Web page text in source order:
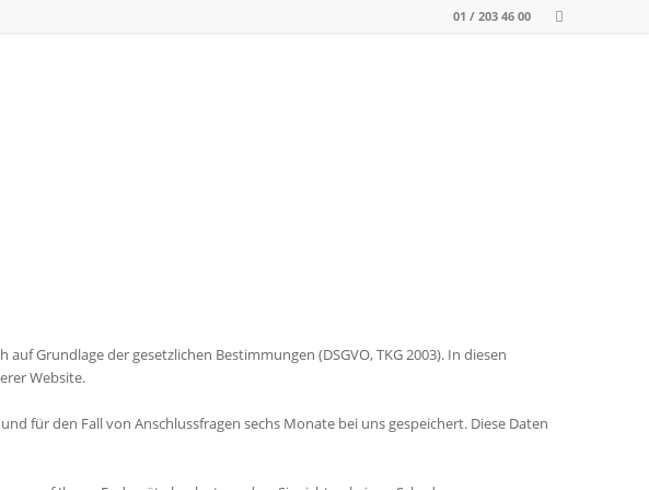
01 / 203 46 00
Grundlage der gesetzlichen Bestimmungen (DSGVO, TKG 2003). In diesen
Website.
für den Fall von Anschlussfragen sechs Monate bei uns gespeichert. Diese Daten